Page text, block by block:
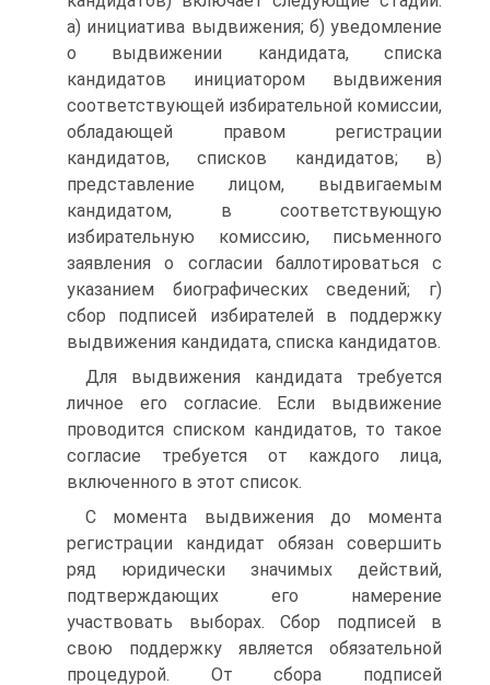
а) инициатива выдвижения; б) уведомление
о выдвижении кандидата, списка
кандидатов инициатором выдвижения
соответствующей избирательной комиссии,
обладающей правом регистрации
кандидатов, списков кандидатов; в)
представление лицом, выдвигаемым
кандидатом, в соответствующую
избирательную комиссию, письменного
заявления о согласии баллотироваться с
указанием биографических сведений; г)
сбор подписей избирателей в поддержку
выдвижения кандидата, списка кандидатов.
Для выдвижения кандидата требуется
личное его согласие. Если выдвижение
проводится списком кандидатов, то такое
согласие требуется от каждого лица,
включенного в этот список.
С момента выдвижения до момента
регистрации кандидат обязан совершить
ряд юридически значимых действий,
подтверждающих его намерение
участвовать выборах. Сбор подписей в
свою поддержку является обязательной
процедурой. От сбора подписей